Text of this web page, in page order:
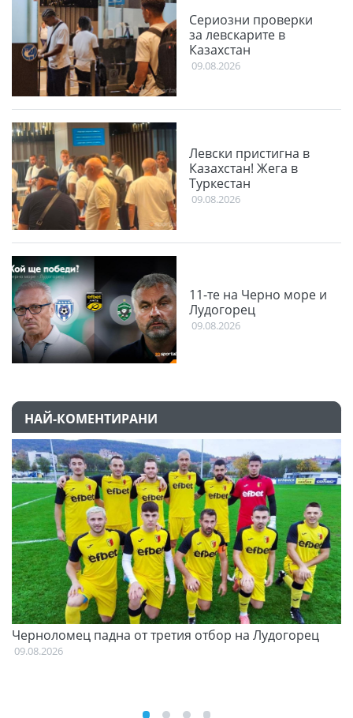
Сериозни проверки
за левскарите в
Казахстан
09.08.2026
Левски пристигна в
Казахстан! Жега в
Туркестан
09.08.2026
11-те на Черно море и
Лудогорец
09.08.2026
НАЙ-КОМЕНТИРАНИ
Черноломец падна от третия отбор на Лудогорец
09.08.2026